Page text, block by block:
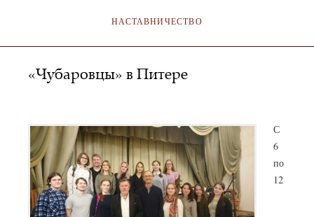
НАСТАВНИЧЕСТВО
«Чубаровцы» в Питере
С
6
по
12